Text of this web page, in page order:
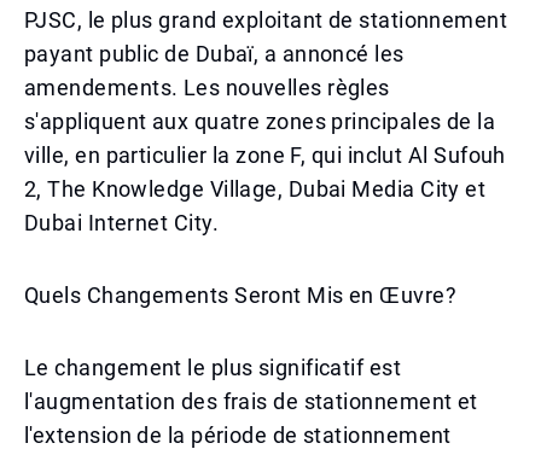
PJSC, le plus grand exploitant de stationnement
payant public de Dubaï, a annoncé les
amendements. Les nouvelles règles
s'appliquent aux quatre zones principales de la
ville, en particulier la zone F, qui inclut Al Sufouh
2, The Knowledge Village, Dubai Media City et
Dubai Internet City.
Quels Changements Seront Mis en Œuvre?
Le changement le plus significatif est
l'augmentation des frais de stationnement et
l'extension de la période de stationnement